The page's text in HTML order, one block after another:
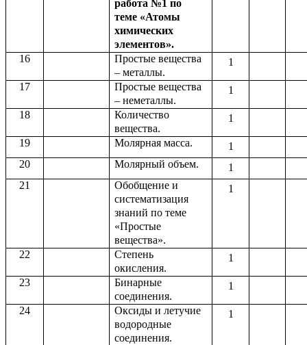
работа №1 по
теме «Атомы
химических
элементов».
16
Простые вещества
– металлы.
1
17
Простые вещества
– неметаллы.
1
18
Количество
вещества.
1
19 Молярная масса.
1
20
Молярный объем.
1
21
Обобщение и
систематизация
знаний по теме
«Простые
вещества».
1
22
Степень
окисления.
1
23
Бинарные
соединения.
1
24
Оксиды и летучие
водородные
соединения.
1